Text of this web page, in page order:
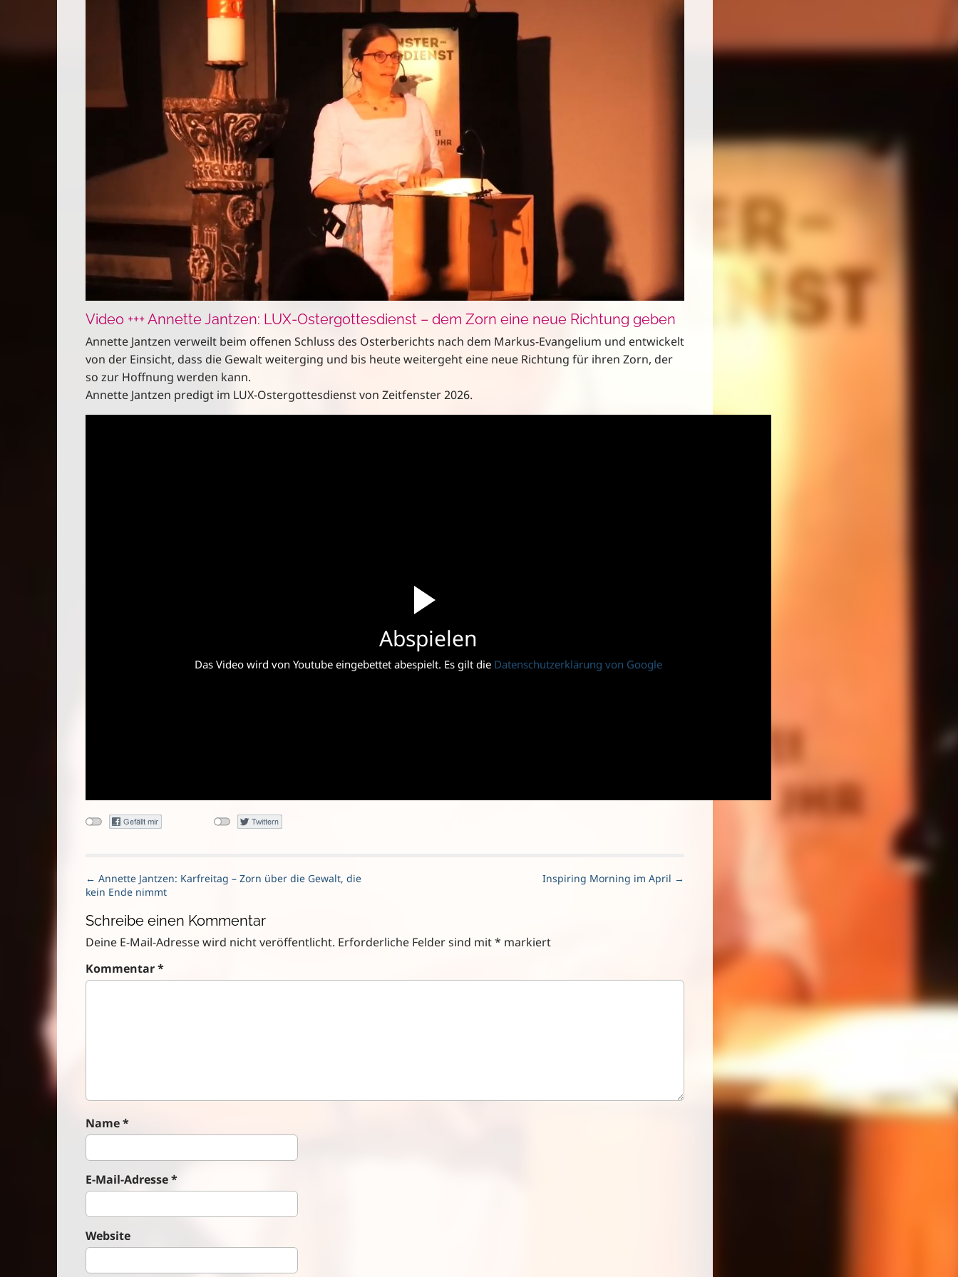
Video +++ Annette Jantzen: LUX-Ostergottesdienst – dem Zorn eine neue Richtung geben
Annette Jantzen verweilt beim offenen Schluss des Osterberichts nach dem Markus-Evangelium und entwickelt
von der Einsicht, dass die Gewalt weiterging und bis heute weitergeht eine neue Richtung für ihren Zorn, der
so zur Hoffnung werden kann.
Annette Jantzen predigt im LUX-Ostergottesdienst von Zeitfenster 2026.
Abspielen
Das Video wird von Youtube eingebettet abespielt. Es gilt die Datenschutzerklärung von Google
P
o
t
n
v
← Annette Jantzen: Karfreitag – Zorn über die Gewalt, die
kein Ende nimmt
Inspiring Morning im April →
Schreibe einen Kommentar
Deine E-Mail-Adresse wird nicht veröffentlicht. Erforderliche Felder sind mit* markiert
Kommentar*
Name*
E-Mail-Adresse*
Website